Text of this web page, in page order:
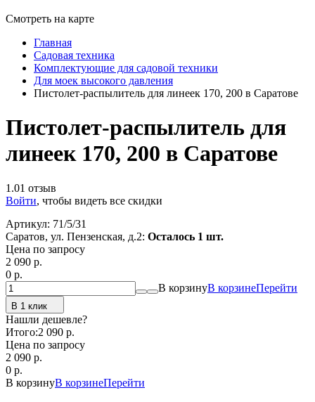
Смотреть на карте
Главная
Садовая техника
Комплектующие для садовой техники
Для моек высокого давления
Пистолет-распылитель для линеек 170, 200 в Саратове
Пистолет-распылитель для
линеек 170, 200 в Саратове
1.01 отзыв
Войти, чтобы видеть все скидки
Артикул: 71/5/31
Саратов, ул. Пензенская, д.2: Осталось 1 шт.
Цена по запросу
2 090 p.
0 p.
В корзинуВ корзинеПерейти
В 1 клик
Нашли дешевле?
Итого:2 090 p.
Цена по запросу
2 090 p.
0 p.
В корзинуВ корзинеПерейти